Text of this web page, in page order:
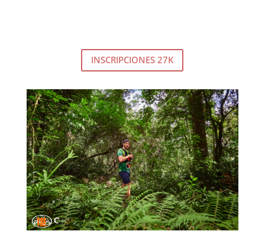
INSCRIPCIONES 27K